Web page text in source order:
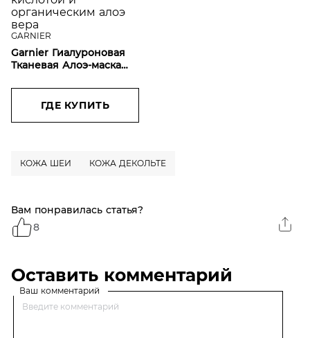
GARNIER
Garnier Гиалуроновая
Тканевая Алоэ-маска
гиалуроновой кислотой
и органическим алоэ
ГДЕ КУПИТЬ
КОЖА ШЕИ КОЖА ДЕКОЛЬТЕ
Вам понравилась статья?
8
Оставить комментарий
Ваш комментарий